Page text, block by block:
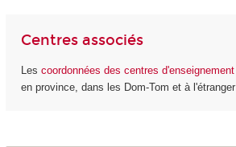
Centres associés
Les coordonnées des centres d'enseignement
en province, dans les Dom-Tom et à l'étranger